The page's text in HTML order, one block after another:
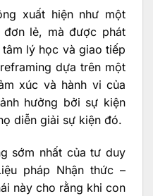
xuất hiện như một
đơn lẻ, mà được phát
lý học và giao tiếp
dựa trên một
xúc và hành vi của
hưởng bởi sự kiện
diễn giải sự kiện đó.
sớm nhất của tư duy
pháp Nhận thức –
này cho rằng khi con